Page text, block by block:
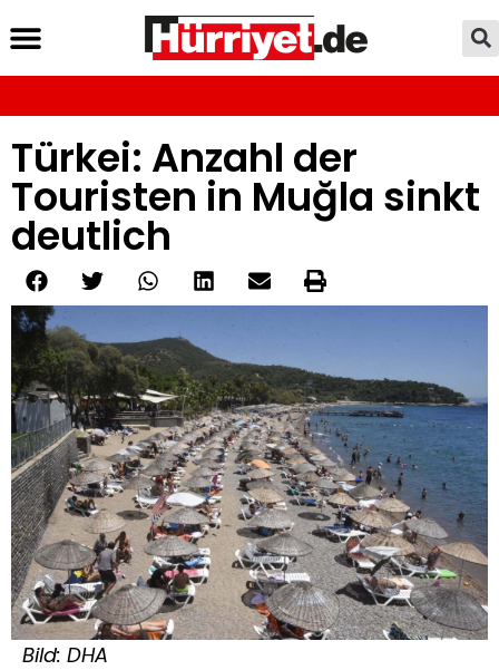
Türkei: Anzahl der
Touristen in Muğla sinkt
deutlich
Bild: DHA